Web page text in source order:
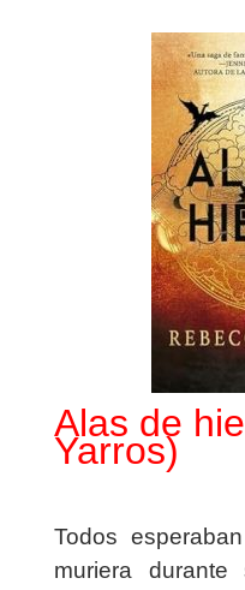
Alas de
Yarros)
Todos
muriera